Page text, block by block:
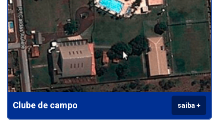
Clube de campo saiba +